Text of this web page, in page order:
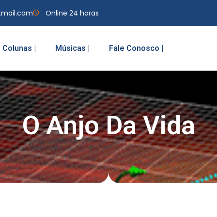
Online 24 horas
Colunas | Músicas | Fale Conosco |
O Anjo Da Vida